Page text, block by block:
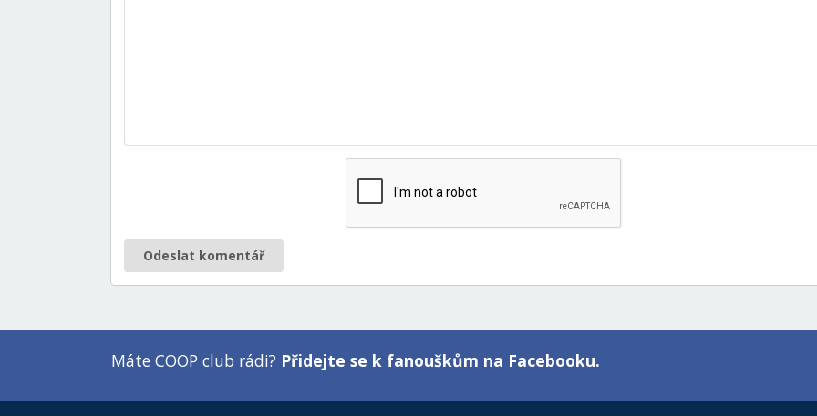
Odeslat komentář
Máte COOP club rádi? Přidejte se k fanouškům na Facebooku.